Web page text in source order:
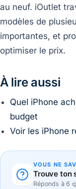
au neuf. iOutlet
modèles de
importantes, et
optimiser le prix.
À lire aussi
Quel iPhone
budget
Voir les iPhone
VOUS NE
Trouve ton
Réponds à 6